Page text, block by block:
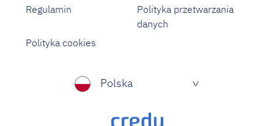
Regulamin
Polityka przetwarzania
danych
Polityka cookies
Polska